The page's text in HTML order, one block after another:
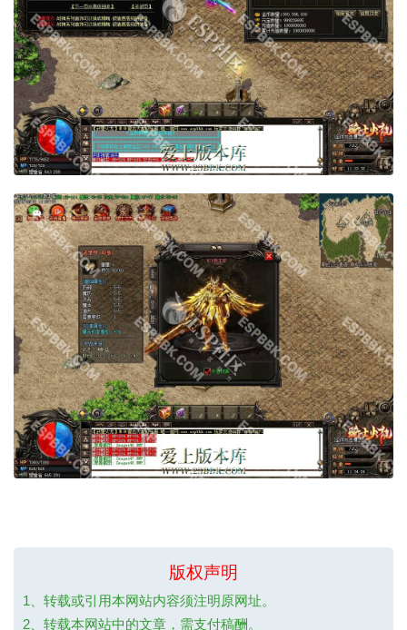
版权声明
1、转载或引用本网站内容须注明原网址。
2、转载本网站中的文章，需支付稿酬。